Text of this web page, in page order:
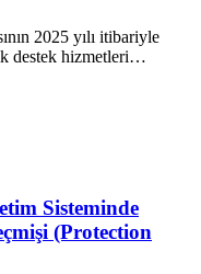
2025 yılı itibariyle
destek hizmetleri…
Sisteminde
(Protection